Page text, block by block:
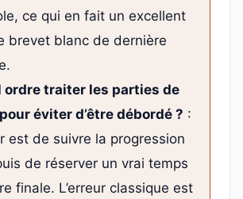
ce qui en fait un excellent
brevet blanc de dernière
ordre traiter les parties de
éviter d’être débordé ? :
est de suivre la progression
de réserver un vrai temps
finale. L’erreur classique est